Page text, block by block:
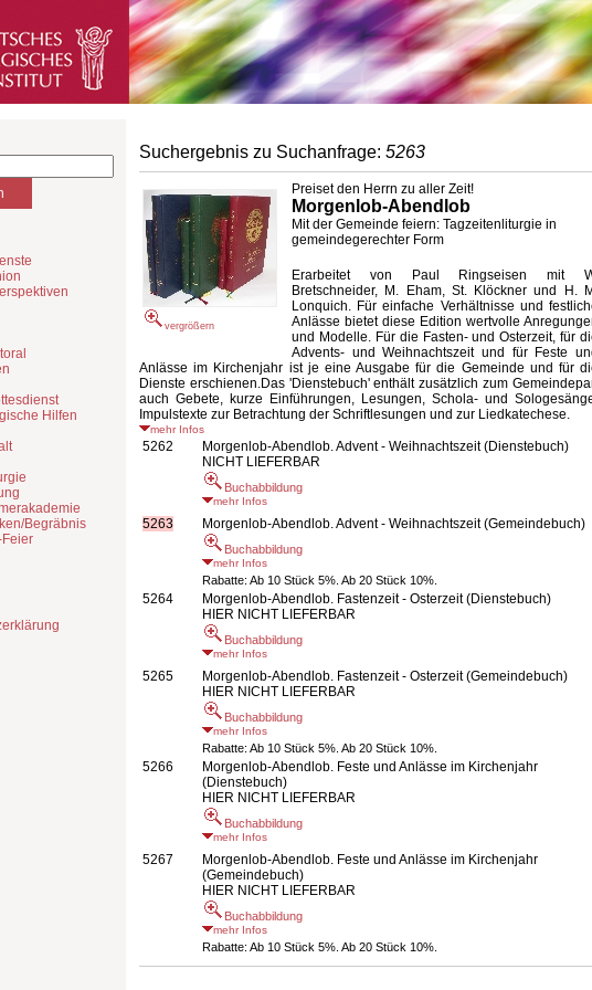
Hilfen
Begräbnis
Feier
Suchergebnis zu Suchanfrage: 5263
vergrößern
Preiset den Herrn zu aller Zeit!
Morgenlob-Abendlob
Mit der Gemeinde feiern: Tagzeitenliturgie in
gemeindegerechter Form
Erarbeitet von Paul Ringseisen mit
Bretschneider, M. Eham, St. Klöckner und H.
Lonquich. Für einfache Verhältnisse und
Anlässe bietet diese Edition wertvolle
und Modelle. Für die Fasten- und Osterzeit, für
Advents- und Weihnachtszeit und für Feste
Anlässe im Kirchenjahr ist je eine Ausgabe für die Gemeinde und für
Dienste erschienen.Das 'Dienstebuch' enthält zusätzlich zum
auch Gebete, kurze Einführungen, Lesungen, Schola- und
Impulstexte zur Betrachtung der Schriftlesungen und zur Liedkatechese.
mehr Infos
5262
Morgenlob-Abendlob. Advent - Weihnachtszeit (Dienstebuch)
NICHT LIEFERBAR
Buchabbildung
mehr Infos
5263 Morgenlob-Abendlob. Advent - Weihnachtszeit (Gemeindebuch)
Buchabbildung
mehr Infos
Rabatte: Ab 10 Stück 5%. Ab 20 Stück 10%.
5264
Morgenlob-Abendlob. Fastenzeit - Osterzeit (Dienstebuch)
HIER NICHT LIEFERBAR
Buchabbildung
mehr Infos
5265
Morgenlob-Abendlob. Fastenzeit - Osterzeit (Gemeindebuch)
HIER NICHT LIEFERBAR
Buchabbildung
mehr Infos
Rabatte: Ab 10 Stück 5%. Ab 20 Stück 10%.
5266
Morgenlob-Abendlob. Feste und Anlässe im Kirchenjahr
(Dienstebuch)
HIER NICHT LIEFERBAR
Buchabbildung
mehr Infos
5267
Morgenlob-Abendlob. Feste und Anlässe im Kirchenjahr
(Gemeindebuch)
HIER NICHT LIEFERBAR
Buchabbildung
mehr Infos
Rabatte: Ab 10 Stück 5%. Ab 20 Stück 10%.